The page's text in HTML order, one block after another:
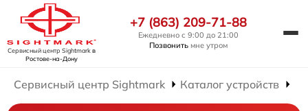
Сервисный центр Sightmarkв
Ростове-на-Дону
+7 (863) 209-71-88
Ежедневно с 9:00 до 21:00
Позвонить мне утром
Сервисный центр Sightmark Каталог устройств